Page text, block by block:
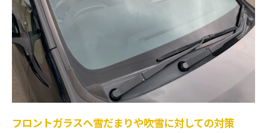
フロントガラスへ雪だまりや吹雪に対しての対策